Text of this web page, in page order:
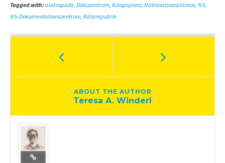
Tagged with: audioguide Dokuzentrum Köngisplatz, Nationalsozialismus NS
NS-Dokumentationszentrum Räterepublik
ABOUT THE AUTHOR
Teresa A. Winderl